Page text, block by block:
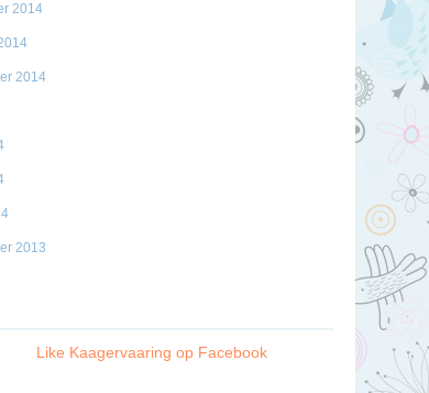
2014
2014
2013
Like Kaagervaaring op Facebook